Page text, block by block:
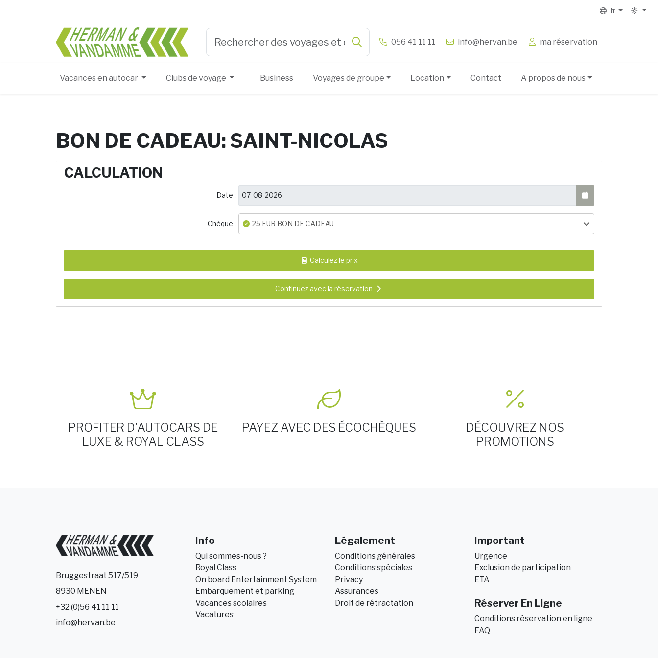
fr
Herman & Vandamme 056 41 11 11 info@hervan.be ma réservation
Vacances en autocar Clubs de voyage Business Voyages de groupe Location Contact A propos de nous
BON DE CADEAU: SAINT-NICOLAS
CALCULATION
Date :
Chèque : 25 EUR BON DE CADEAU
Calculez le prix
Continuez avec la réservation
PROFITER D'AUTOCARS DE
LUXE & ROYAL CLASS
PAYEZ AVEC DES ÉCOCHÈQUES
DÉCOUVREZ NOS
PROMOTIONS
Bruggestraat 517/519
8930 MENEN
+32 (0)56 41 11 11
info@hervan.be
Info
Qui sommes-nous ?
Royal Class
On board Entertainment System
Embarquement et parking
Vacances scolaires
Vacatures
Légalement
Conditions générales
Conditions spéciales
Privacy
Assurances
Droit de rétractation
Important
Urgence
Exclusion de participation
ETA
Réserver En Ligne
Conditions réservation en ligne
FAQ